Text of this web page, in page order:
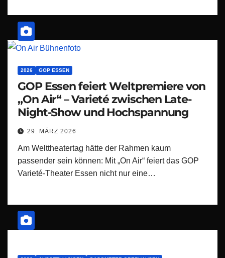
2026 GOP ESSEN
GOP Essen feiert Weltpremiere von
„On Air“ – Varieté zwischen Late-
Night-Show und Hochspannung
29. MÄRZ 2026
Am Welttheatertag hätte der Rahmen kaum
passender sein können: Mit „On Air“ feiert das GOP
Varieté-Theater Essen nicht nur eine…